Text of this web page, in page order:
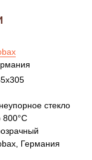
стекло
800°С
Германия